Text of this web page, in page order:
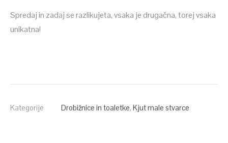
Spredaj in zadaj se razlikujeta, vsaka je drugačna, torej vsaka
unikatna!
Kategorije Drobižnice in toaletke, Kjut male stvarce